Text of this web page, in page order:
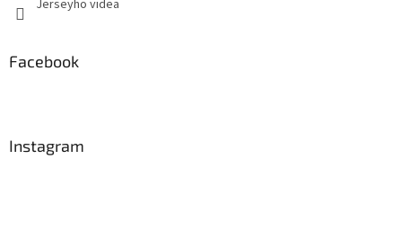
Jerseyho videa
Facebook
Instagram